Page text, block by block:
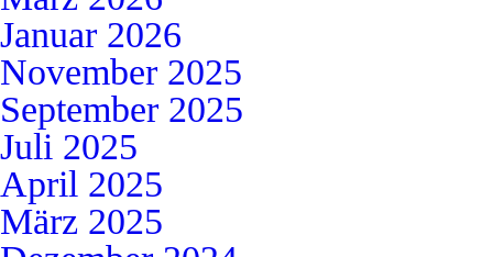
Januar 2026
November 2025
September 2025
Juli 2025
April 2025
März 2025